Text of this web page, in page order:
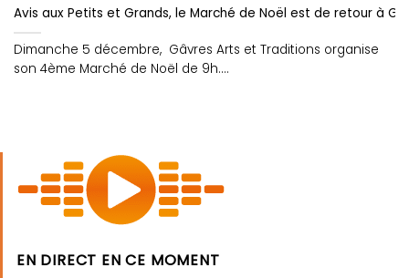
Avis aux Petits et Grands, le Marché de Noël est de retour à
Dimanche 5 décembre, Gâvres Arts et Traditions organise
son 4ème Marché de Noël de 9h....
EN DIRECT EN CE MOMENT